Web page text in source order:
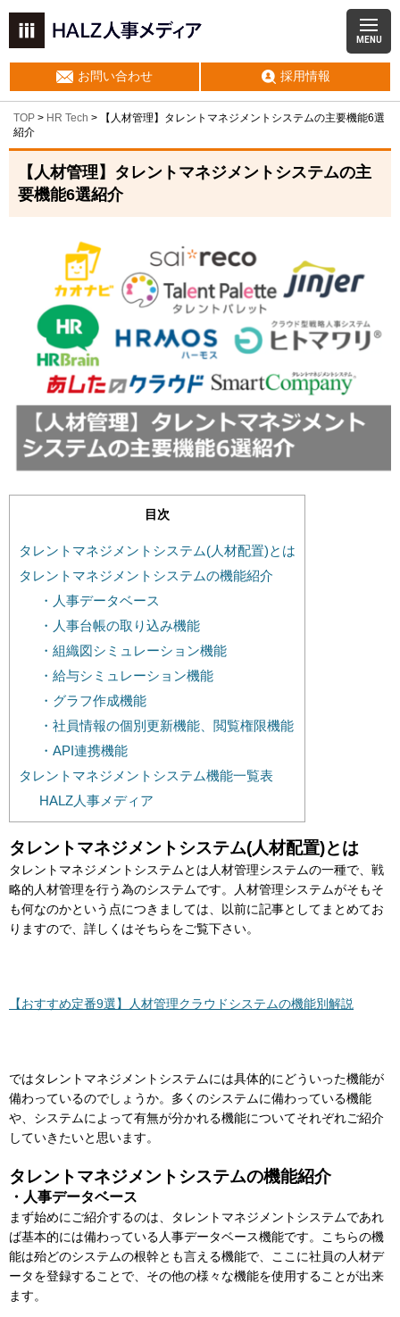
MENU
お問い合わせ 採用情報
TOP > HR Tech >
【人材管理】タレントマネジメントシステムの主要機能6選
紹介
【人材管理】タレントマネジメントシステムの主
要機能6選紹介
目次
タレントマネジメントシステム(人材配置)とは
タレントマネジメントシステムの機能紹介
・人事データベース
・人事台帳の取り込み機能
・組織図シミュレーション機能
・給与シミュレーション機能
・グラフ作成機能
・社員情報の個別更新機能、閲覧権限機能
・API連携機能
タレントマネジメントシステム機能一覧表
HALZ人事メディア
タレントマネジメントシステム(人材配置)とは
タレントマネジメントシステムとは人材管理システムの一種で、戦
略的人材管理を行う為のシステムです。人材管理システムがそもそ
も何なのかという点につきましては、以前に記事としてまとめてお
りますので、詳しくはそちらをご覧下さい。
【おすすめ定番9選】人材管理クラウドシステムの機能別解説
ではタレントマネジメントシステムには具体的にどういった機能が
備わっているのでしょうか。多くのシステムに備わっている機能
や、システムによって有無が分かれる機能についてそれぞれご紹介
していきたいと思います。
タレントマネジメントシステムの機能紹介
・人事データベース
まず始めにご紹介するのは、タレントマネジメントシステムであれ
ば基本的には備わっている人事データベース機能です。こちらの機
能は殆どのシステムの根幹とも言える機能で、ここに社員の人材デ
ータを登録することで、その他の様々な機能を使用することが出来
ます。